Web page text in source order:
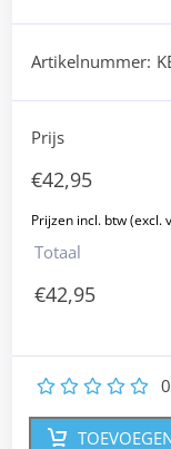
Artikelnummer:
Prijs
€42,95
Totaal
€42,95
5
4
3
2 0